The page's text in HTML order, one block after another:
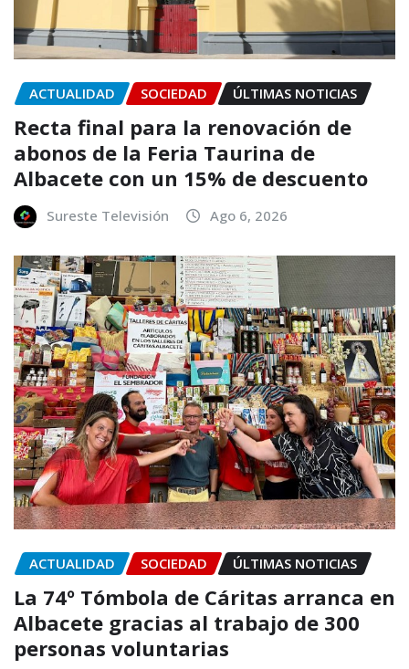
ACTUALIDAD SOCIEDAD ÚLTIMAS NOTICIAS
Recta final para la renovación de
abonos de la Feria Taurina de
Albacete con un 15% de descuento
Sureste Televisión Ago 6, 2026
ACTUALIDAD SOCIEDAD ÚLTIMAS NOTICIAS
La 74º Tómbola de Cáritas arranca en
Albacete gracias al trabajo de 300
personas voluntarias